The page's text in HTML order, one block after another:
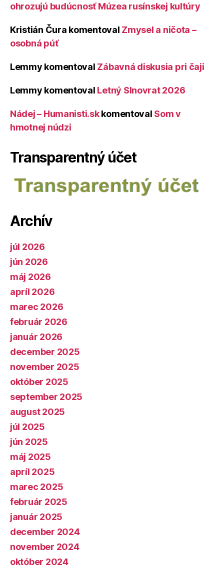
ohrozujú budúcnosť Múzea rusínskej kultúry
Kristián Čura komentoval Zmysel a ničota –
osobná púť
Lemmy komentoval Zábavná diskusia pri čaji
Lemmy komentoval Letný Slnovrat 2026
Nádej – Humanisti.skkomentoval Som v
hmotnej núdzi
Transparentný účet
Archív
júl 2026
jún 2026
máj 2026
apríl 2026
marec 2026
február 2026
január 2026
december 2025
november 2025
október 2025
september 2025
august 2025
júl 2025
jún 2025
máj 2025
apríl 2025
marec 2025
február 2025
január 2025
december 2024
november 2024
október 2024